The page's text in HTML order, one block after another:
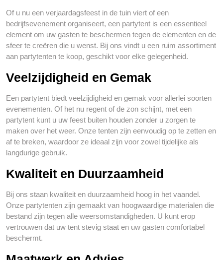
Of u nu een verjaardagsfeest in de tuin viert of een
bedrijfsevenement organiseert, een partytent is een essentieel
element om uw gasten te beschermen tegen de elementen en de
sfeer te creëren die u wenst. Bij ons vindt u een ruim assortiment
aan partytenten te koop, geschikt voor elke gelegenheid.
Veelzijdigheid en Gemak
Een partytent biedt veelzijdigheid en gemak voor allerlei soorten
evenementen. Of het nu regent of de zon schijnt, met een
partytent kunt u uw feest buiten houden zonder u zorgen te
maken over het weer. Onze tenten zijn eenvoudig op te zetten en
af te breken, waardoor ze ideaal zijn voor zowel tijdelijke als
langdurige gebruik.
Kwaliteit en Duurzaamheid
Bij ons staan kwaliteit en duurzaamheid hoog in het vaandel.
Onze partytenten zijn gemaakt van hoogwaardige materialen die
bestand zijn tegen alle weersomstandigheden. U kunt erop
vertrouwen dat uw tent stevig staat en uw gasten comfortabel
beschermt.